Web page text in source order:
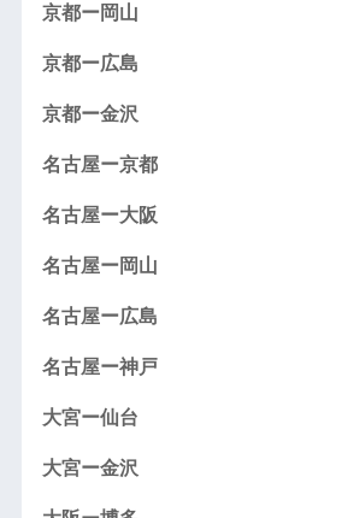
京都ー岡山
京都ー広島
京都ー金沢
名古屋ー京都
名古屋ー大阪
名古屋ー岡山
名古屋ー広島
名古屋ー神戸
大宮ー仙台
大宮ー金沢